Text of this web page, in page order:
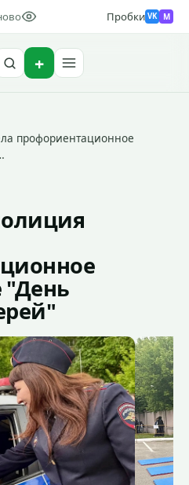
Пробки VK M
профориентационное
"День